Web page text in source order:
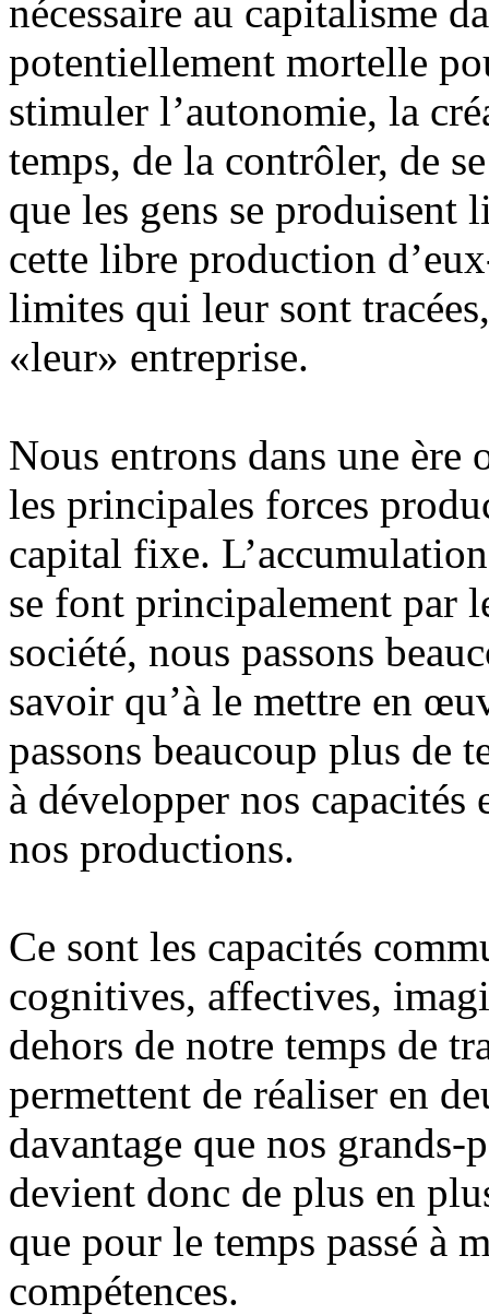
nécessaire au capitalisme
potentiellement mortelle
stimuler l’autonomie, la
temps, de la contrôler, de
que les gens se produisent
cette libre production
limites qui leur sont
«leur» entreprise.
Nous entrons dans une ère
les principales forces
capital fixe.
se font principalement par
société, nous passons
savoir qu’à le mettre en
passons beaucoup plus de
à développer nos capacités
nos productions.
Ce sont les capacités
cognitives, affectives,
dehors de notre temps de
permettent de réaliser en
davantage que nos
devient donc de plus en
que pour le temps passé à
compétences.